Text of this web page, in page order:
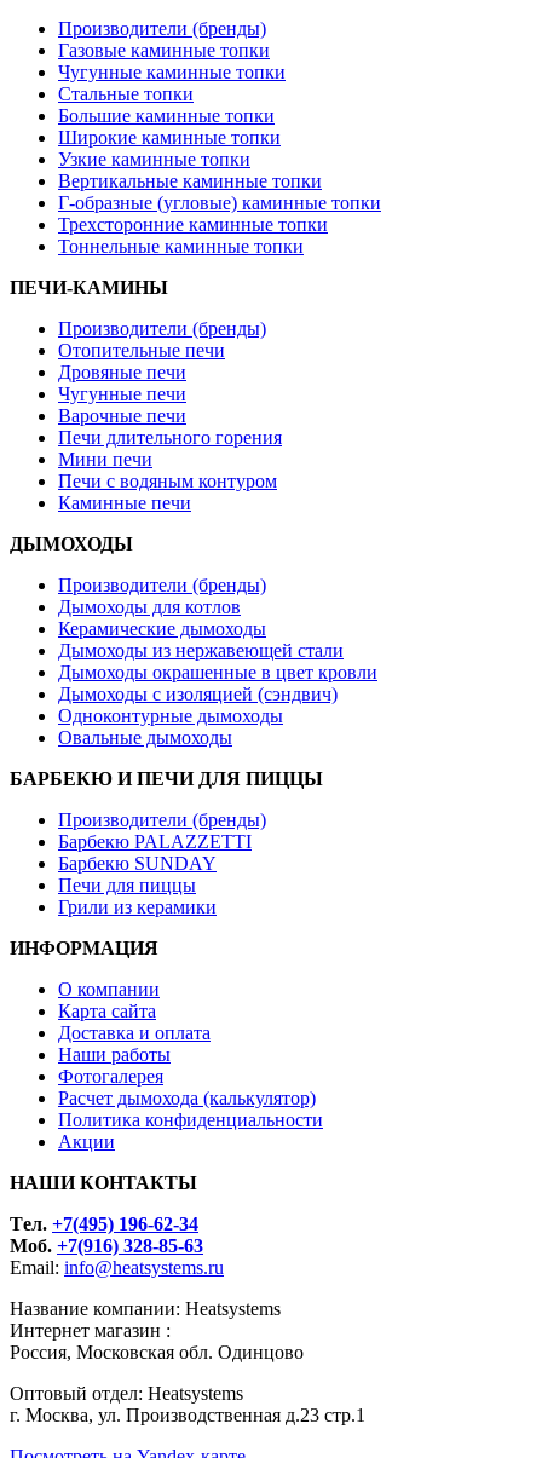
Производители (бренды)
Газовые каминные топки
Чугунные каминные топки
Стальные топки
Большие каминные топки
Широкие каминные топки
Узкие каминные топки
Вертикальные каминные топки
Г-образные (угловые) каминные топки
Трехсторонние каминные топки
Тоннельные каминные топки
ПЕЧИ-КАМИНЫ
Производители (бренды)
Отопительные печи
Дровяные печи
Чугунные печи
Варочные печи
Печи длительного горения
Мини печи
Печи с водяным контуром
Каминные печи
ДЫМОХОДЫ
Производители (бренды)
Дымоходы для котлов
Керамические дымоходы
Дымоходы из нержавеющей стали
Дымоходы окрашенные в цвет кровли
Дымоходы с изоляцией (сэндвич)
Одноконтурные дымоходы
Овальные дымоходы
БАРБЕКЮ И ПЕЧИ ДЛЯ ПИЦЦЫ
Производители (бренды)
Барбекю PALAZZETTI
Барбекю SUNDAY
Печи для пиццы
Грили из керамики
ИНФОРМАЦИЯ
О компании
Карта сайта
Доставка и оплата
Наши работы
Фотогалерея
Расчет дымохода (калькулятор)
Политика конфиденциальности
Акции
НАШИ КОНТАКТЫ
Tел. +7(495) 196-62-34
Моб. +7(916) 328-85-63
Email: info@heatsystems.ru
Название компании: Heatsystems
Интернет магазин :
Россия, Московская обл. Одинцово
Оптовый отдел: Heatsystems
г. Москва, ул. Производственная д.23 стр.1